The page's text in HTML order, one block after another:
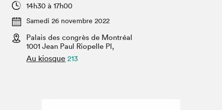
Espace exposant⋅e⋅s
Espace enseignant·e·s
Espace pro
Archives
14h30 à 17h00
Samedi 26 novembre 2022
Palais des congrès de Montréal
1001 Jean Paul Riopelle Pl,
Au kiosque 213